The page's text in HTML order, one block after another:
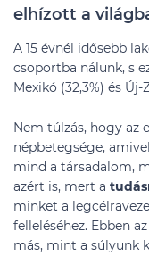
elhízott a
A 15 évnél idősebb
csoportba nálunk, s
Mexikó (32,3%) és
Nem túlzás, hogy az
népbetegsége,
mind a társadalom,
azért is, mert a
minket a
felleléséhez. Ebben
más, mint a súlyunk